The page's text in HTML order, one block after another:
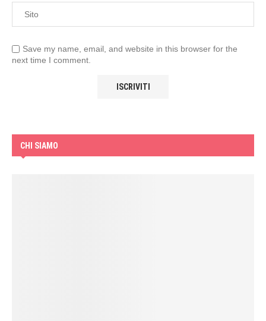
Save my name, email, and website in this browser for the
next time I comment.
CHI SIAMO